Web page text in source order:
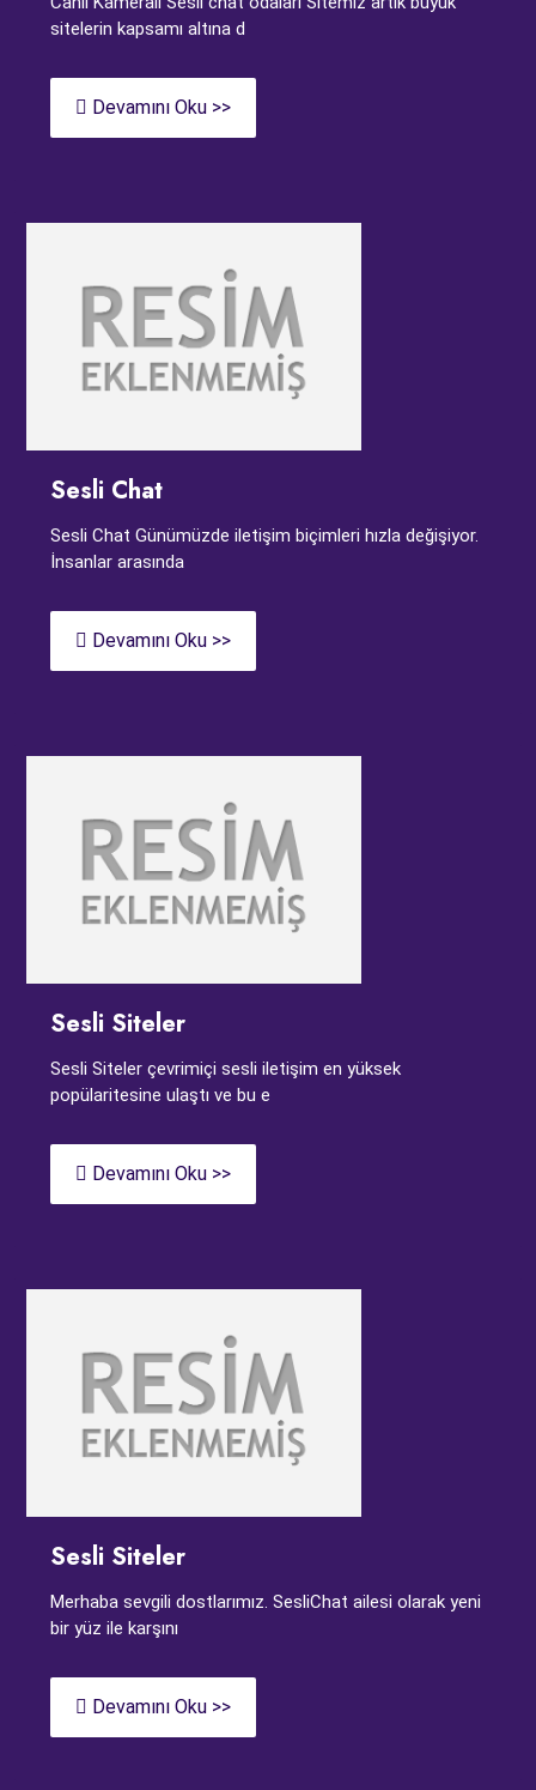
sitelerin kapsamı altına d
Devamını Oku >>
Sesli Chat
Sesli Chat Günümüzde iletişim biçimleri hızla değişiyor.
İnsanlar arasında
Devamını Oku >>
Sesli Siteler
Sesli Siteler çevrimiçi sesli iletişim en yüksek
popülaritesine ulaştı ve bu e
Devamını Oku >>
Sesli Siteler
Merhaba sevgili dostlarımız. SesliChat ailesi olarak yeni
bir yüz ile karşını
Devamını Oku >>